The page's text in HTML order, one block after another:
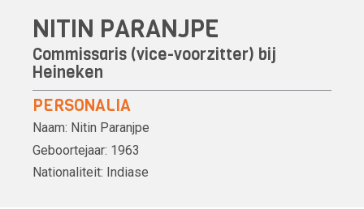
NITIN PARANJPE
Commissaris (vice-voorzitter) bij
Heineken
PERSONALIA
Naam: Nitin Paranjpe
Geboortejaar: 1963
Nationaliteit: Indiase